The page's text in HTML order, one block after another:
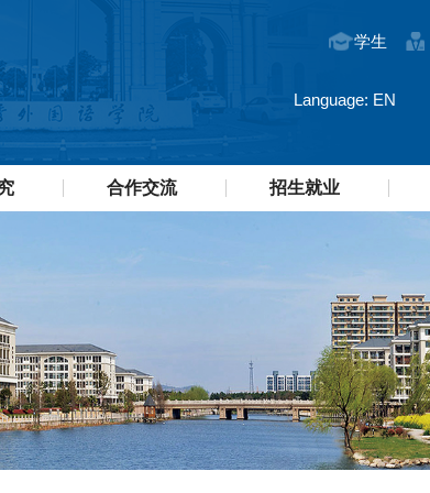
学生
Language: EN
合作交流 招生就业